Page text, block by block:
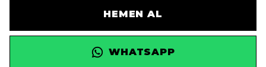
HEMEN AL
WHATSAPP